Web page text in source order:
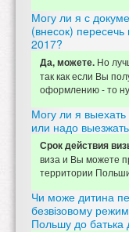
Могу ли я с
(внесок)
2017?
Да, можете. Но
так как если Вы
оформлению - то
Могу ли я
или надо
Срок действия
виза и Вы можете
территории
Чи може дитина
безвізовому
Польшу до батька